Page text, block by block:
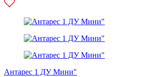
Антарес 1 ДУ Мини"